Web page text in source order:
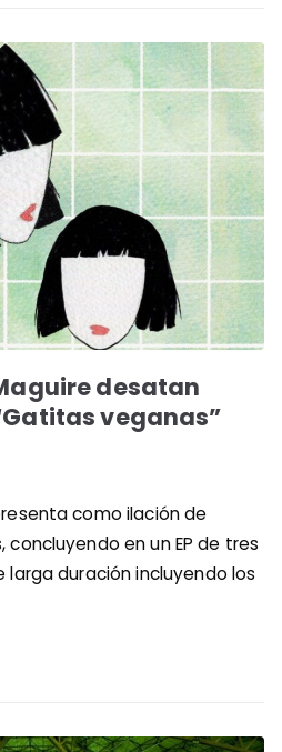
desatan
veganas”
como ilación de
en un EP de tres
duración incluyendo los